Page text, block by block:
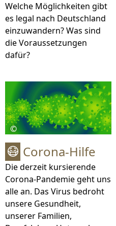
Welche Möglichkeiten gibt
es legal nach Deutschland
einzuwandern? Was sind
die Voraussetzungen
dafür?
©
😷 Corona-Hilfe
Die derzeit kursierende
Corona-Pandemie geht uns
alle an. Das Virus bedroht
unsere Gesundheit,
unserer Familien,